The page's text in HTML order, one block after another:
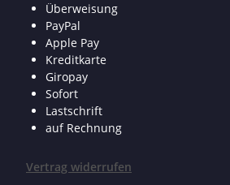
Überweisung
PayPal
Apple Pay
Kreditkarte
Giropay
Sofort
Lastschrift
auf Rechnung
Vertrag widerrufen